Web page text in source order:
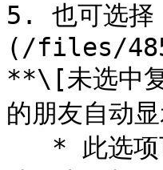
5. 也可选
(/files/
**\[未选中
的朋友自动